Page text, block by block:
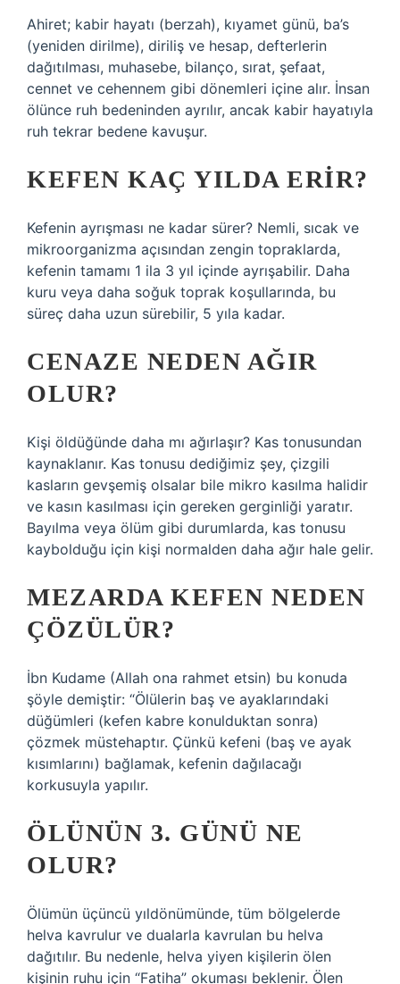
Ahiret; kabir hayatı (berzah), kıyamet günü, ba’s
(yeniden dirilme), diriliş ve hesap, defterlerin
dağıtılması, muhasebe, bilanço, sırat, şefaat,
cennet ve cehennem gibi dönemleri içine alır. İnsan
ölünce ruh bedeninden ayrılır, ancak kabir hayatıyla
ruh tekrar bedene kavuşur.
KEFEN KAÇ YILDA ERIR?
Kefenin ayrışması ne kadar sürer? Nemli, sıcak ve
mikroorganizma açısından zengin topraklarda,
kefenin tamamı 1 ila 3 yıl içinde ayrışabilir. Daha
kuru veya daha soğuk toprak koşullarında, bu
süreç daha uzun sürebilir, 5 yıla kadar.
CENAZE NEDEN AĞIR
OLUR?
Kişi öldüğünde daha mı ağırlaşır? Kas tonusundan
kaynaklanır. Kas tonusu dediğimiz şey, çizgili
kasların gevşemiş olsalar bile mikro kasılma halidir
ve kasın kasılması için gereken gerginliği yaratır.
Bayılma veya ölüm gibi durumlarda, kas tonusu
kaybolduğu için kişi normalden daha ağır hale gelir.
MEZARDA KEFEN NEDEN
ÇÖZÜLÜR?
İbn Kudame (Allah ona rahmet etsin) bu konuda
şöyle demiştir: “Ölülerin baş ve ayaklarındaki
düğümleri (kefen kabre konulduktan sonra)
çözmek müstehaptır. Çünkü kefeni (baş ve ayak
kısımlarını) bağlamak, kefenin dağılacağı
korkusuyla yapılır.
ÖLÜNÜN 3. GÜNÜ NE
OLUR?
Ölümün üçüncü yıldönümünde, tüm bölgelerde
helva kavrulur ve dualarla kavrulan bu helva
dağıtılır. Bu nedenle, helva yiyen kişilerin ölen
kişinin ruhu için “Fatiha” okuması beklenir. Ölen